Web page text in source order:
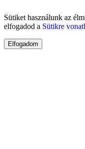
Sütiket használunk az
elfogadod a Sütikre
Elfogadom